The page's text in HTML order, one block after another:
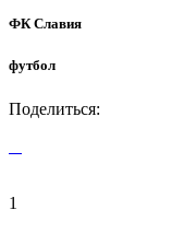
ФК Славия
футбол
Поделиться:
1